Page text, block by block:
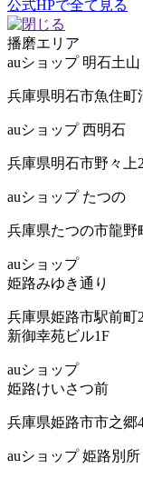
公式HPで全て見る
播磨エリア
auショップ 明石土山
兵庫県明石市魚住町
auショップ 西明石
兵庫県明石市野々上
auショップ たつの
兵庫県たつの市龍野
auショップ
姫路みゆき通り
兵庫県姫路市駅前町
新御幸苑ビル1F
auショップ
姫路けいさつ前
兵庫県姫路市市之郷
auショップ 姫路別所